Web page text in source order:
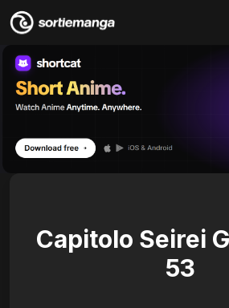
Capitolo Seirei
53